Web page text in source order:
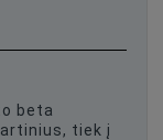
beta
tiek į